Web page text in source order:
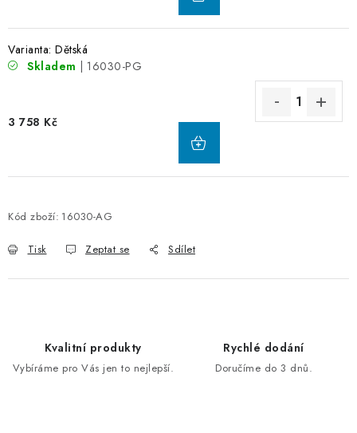
Varianta: Dětská
Skladem
| 16030-PG
3 758 Kč
Kód zboží: 16030-AG
Tisk Zeptat se Sdílet
Kvalitní produkty
Vybíráme pro Vás jen to nejlepší.
Rychlé dodání
Doručíme do 3 dnů.